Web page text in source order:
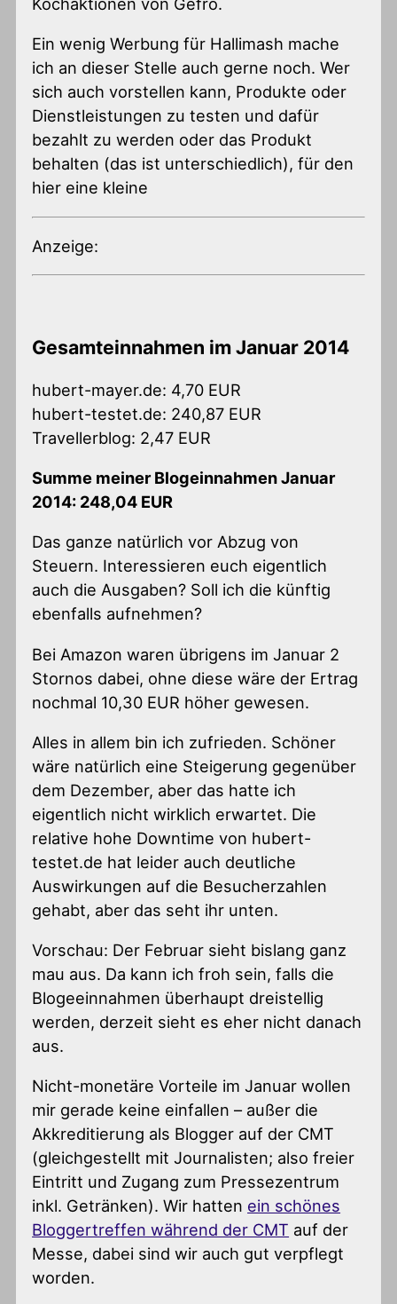
Ein wenig Werbung für Hallimash mache
ich an dieser Stelle auch gerne noch. Wer
sich auch vorstellen kann, Produkte oder
Dienstleistungen zu testen und dafür
bezahlt zu werden oder das Produkt
behalten (das ist unterschiedlich), für den
hier eine kleine
Anzeige:
Gesamteinnahmen im Januar 2014
hubert-mayer.de: 4,70 EUR
hubert-testet.de: 240,87 EUR
Travellerblog: 2,47 EUR
Summe meiner Blogeinnahmen Januar
2014: 248,04 EUR
Das ganze natürlich vor Abzug von
Steuern. Interessieren euch eigentlich
auch die Ausgaben? Soll ich die künftig
ebenfalls aufnehmen?
Bei Amazon waren übrigens im Januar 2
Stornos dabei, ohne diese wäre der Ertrag
nochmal 10,30 EUR höher gewesen.
Alles in allem bin ich zufrieden. Schöner
wäre natürlich eine Steigerung gegenüber
dem Dezember, aber das hatte ich
eigentlich nicht wirklich erwartet. Die
relative hohe Downtime von hubert-
testet.de hat leider auch deutliche
Auswirkungen auf die Besucherzahlen
gehabt, aber das seht ihr unten.
Vorschau: Der Februar sieht bislang ganz
mau aus. Da kann ich froh sein, falls die
Blogeeinnahmen überhaupt dreistellig
werden, derzeit sieht es eher nicht danach
aus.
Nicht-monetäre Vorteile im Januar wollen
mir gerade keine einfallen – außer die
Akkreditierung als Blogger auf der CMT
(gleichgestellt mit Journalisten; also freier
Eintritt und Zugang zum Pressezentrum
inkl. Getränken). Wir hatten ein schönes
Bloggertreffen während der CMT auf der
Messe, dabei sind wir auch gut verpflegt
worden.